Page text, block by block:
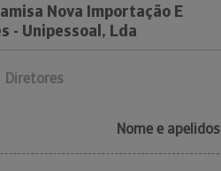
Nova Importação E
- Unipessoal, Lda
Diretores
Nome e apelidos